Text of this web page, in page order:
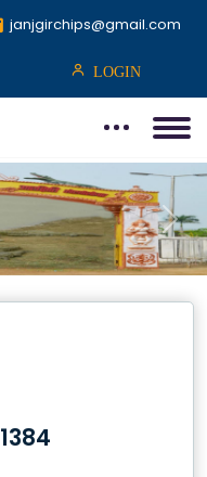
janjgirchips@gmail.com
LOGIN
Next
1384